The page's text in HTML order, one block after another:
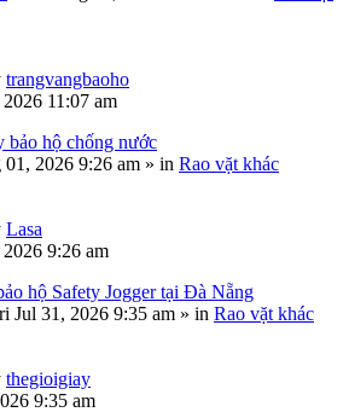
trangvangbaoho
11:07 am
bảo hộ chống nước
01, 2026 9:26 am » in Rao vặt khác
Lasa
9:26 am
hộ Safety Jogger tại Đà Nẵng
Jul 31, 2026 9:35 am » in Rao vặt khác
thegioigiay
9:35 am